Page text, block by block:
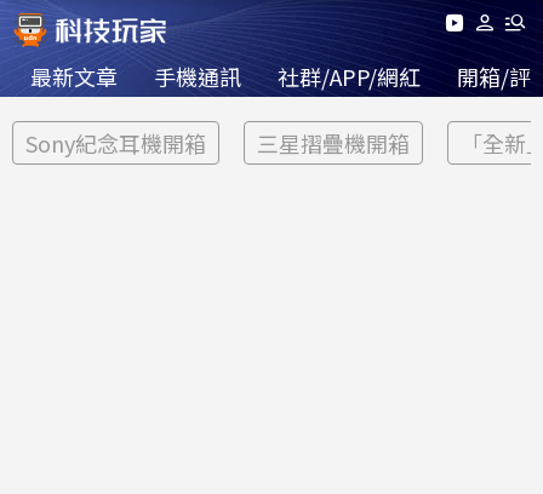
最新文章 手機通訊 社群/APP/網紅 開箱/評
Sony紀念耳機開箱 三星摺疊機開箱 「全新